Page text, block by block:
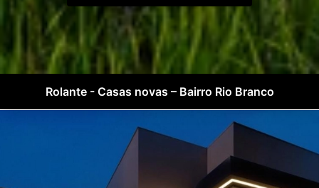
Rolante - Casas novas – Bairro Rio Branco